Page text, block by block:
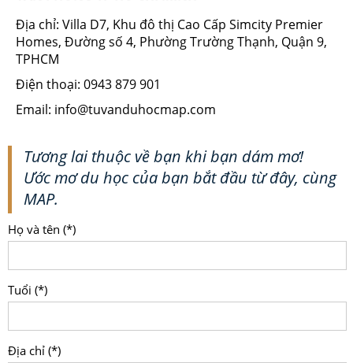
Địa chỉ: Villa D7, Khu đô thị Cao Cấp Simcity Premier
Homes, Đường số 4, Phường Trường Thạnh, Quận 9,
TPHCM
Điện thoại: 0943 879 901
Email: info@tuvanduhocmap.com
Tương lai thuộc về bạn khi bạn dám mơ!
Ước mơ du học của bạn bắt đầu từ đây, cùng
MAP.
Họ và tên (*)
Tuổi (*)
Địa chỉ (*)